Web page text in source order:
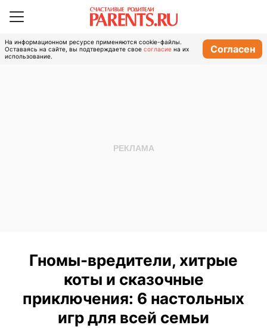
На информационном ресурсе применяются cookie-файлы.
Оставаясь на сайте, вы подтверждаете свое согласие на их
использование.
Согласен
Гномы-вредители, хитрые
коты и сказочные
приключения: 6 настольных
игр для всей семьи